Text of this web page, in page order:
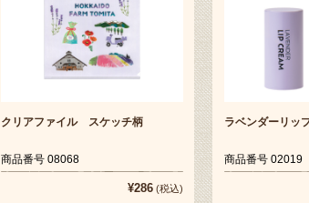
クリアファイル スケッチ柄
商品番号 08068
¥286 (税込)
ラベンダーリッ
商品番号 02019